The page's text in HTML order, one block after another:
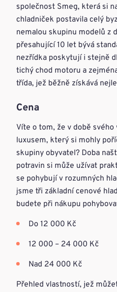
společnost Smeg, která si
chladniček postavila celý
nemalou skupinu modelů z
přesahující 10 let bývá
nezřídka poskytují i stejně
tichý chod motoru a
třída, jež běžně získává
Cena
Víte o tom, že v době
luxusem, který si mohly
skupiny obyvatel? Doba
potravin si může užívat
se pohybují v rozumných
jsme tři základní cenové
budete při nákupu
Do 12 000 Kč
12 000 – 24 000 Kč
Nad 24 000 Kč
Přehled vlastností, jež